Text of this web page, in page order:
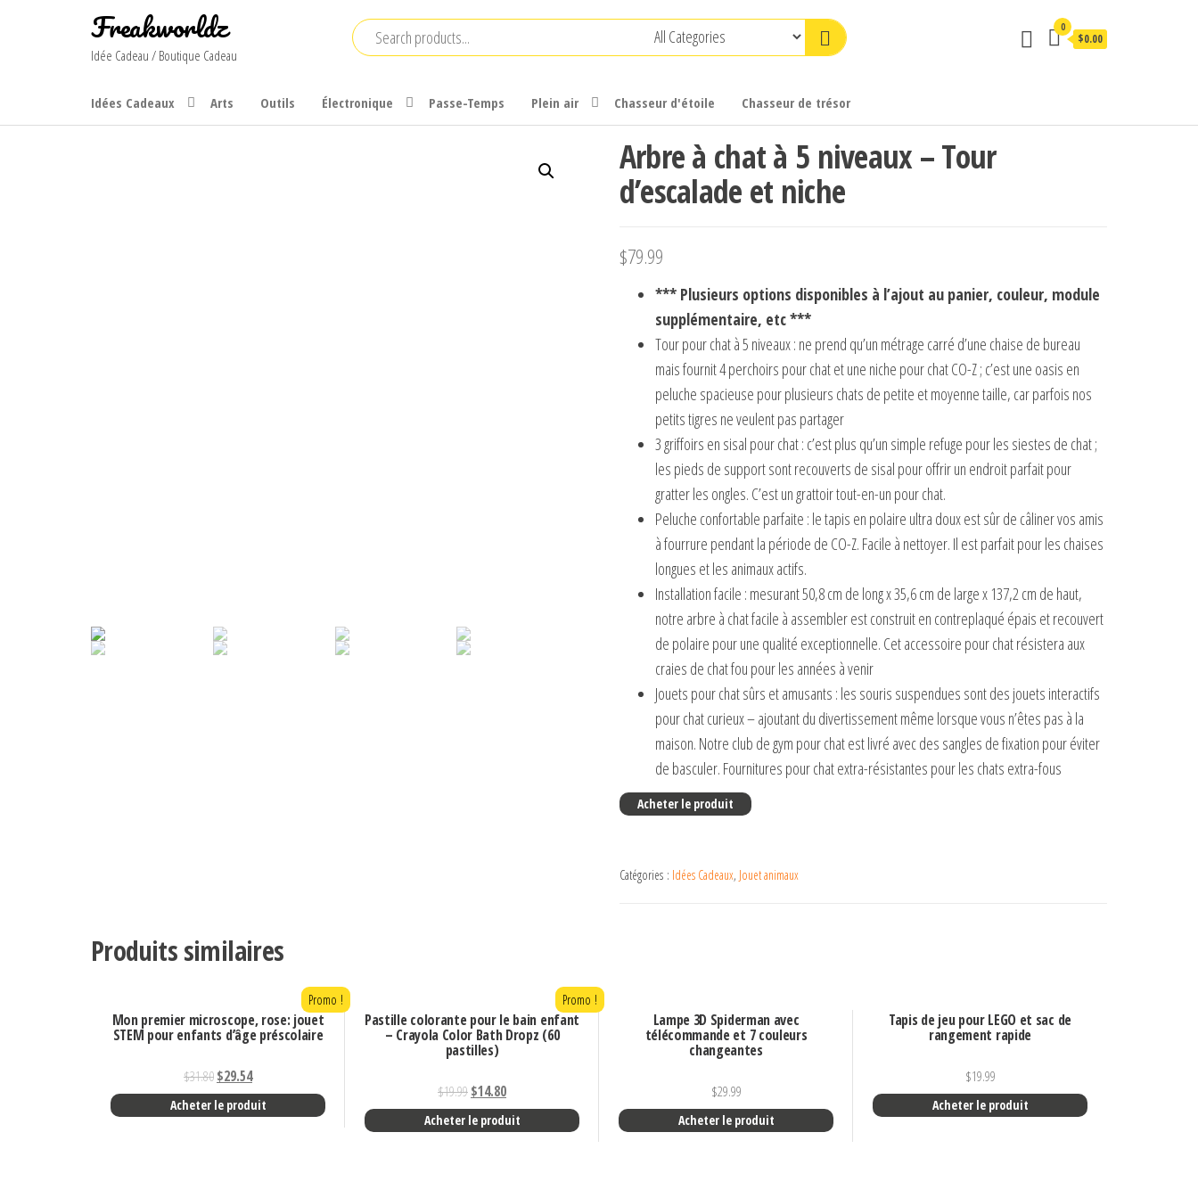
Freakworldz
Idée Cadeau / Boutique Cadeau
0
$0.00
Idées Cadeaux Arts Outils Électronique Passe-Temps Plein air Chasseur d'étoile Chasseur de trésor
Arbre à chat à 5 niveaux – Tour
d’escalade et niche
$79.99
*** Plusieurs options disponibles à l’ajout au panier, couleur, module
supplémentaire, etc ***
Tour pour chat à 5 niveaux : ne prend qu’un métrage carré d’une chaise de bureau
mais fournit 4 perchoirs pour chat et une niche pour chat CO-Z ; c’est une oasis en
peluche spacieuse pour plusieurs chats de petite et moyenne taille, car parfois nos
petits tigres ne veulent pas partager
3 griffoirs en sisal pour chat : c’est plus qu’un simple refuge pour les siestes de chat ;
les pieds de support sont recouverts de sisal pour offrir un endroit parfait pour
gratter les ongles. C’est un grattoir tout-en-un pour chat.
Peluche confortable parfaite : le tapis en polaire ultra doux est sûr de câliner vos amis
à fourrure pendant la période de CO-Z. Facile à nettoyer. Il est parfait pour les chaises
longues et les animaux actifs.
Installation facile : mesurant 50,8 cm de long x 35,6 cm de large x 137,2 cm de haut,
notre arbre à chat facile à assembler est construit en contreplaqué épais et recouvert
de polaire pour une qualité exceptionnelle. Cet accessoire pour chat résistera aux
craies de chat fou pour les années à venir
Jouets pour chat sûrs et amusants : les souris suspendues sont des jouets interactifs
pour chat curieux – ajoutant du divertissement même lorsque vous n’êtes pas à la
maison. Notre club de gym pour chat est livré avec des sangles de fixation pour éviter
de basculer. Fournitures pour chat extra-résistantes pour les chats extra-fous
Acheter le produit
Catégories : Idées Cadeaux, Jouet animaux
Produits similaires
Mon premier microscope, rose: jouet
STEM pour enfants d’âge préscolaire
Promo !
$31.80$29.54
Acheter le produit
Pastille colorante pour le bain enfant
– Crayola Color Bath Dropz (60
pastilles)
Promo !
$19.99$14.80
Acheter le produit
Lampe 3D Spiderman avec
télécommande et 7 couleurs
changeantes
$29.99
Acheter le produit
Tapis de jeu pour LEGO et sac de
rangement rapide
$19.99
Acheter le produit